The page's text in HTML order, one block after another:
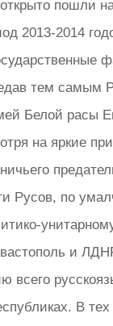
пошли
2013-2014
тем самым
Белой расы
на яркие
Русов, по
и
всего
В